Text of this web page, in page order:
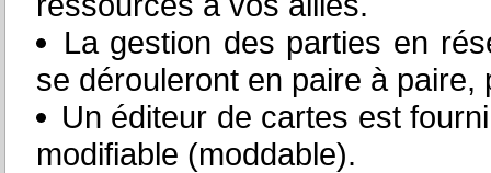
La gestion des parties en
se dérouleront en paire à
Un éditeur de cartes est
modifiable (moddable).